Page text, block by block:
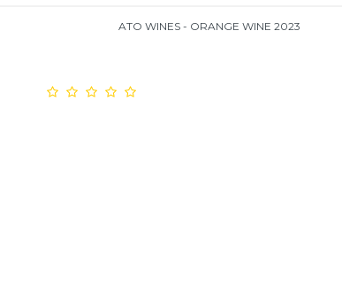
ATO WINES - ORANGE WINE 2023